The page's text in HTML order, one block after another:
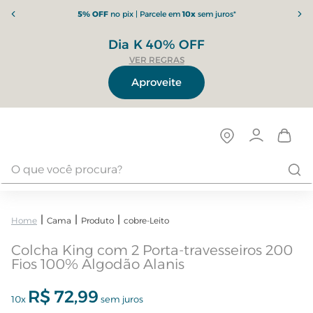
5% OFFno pix | Parcele em10xsem juros*
Dia K 40% OFF
VER REGRAS
Aproveite
Cama Produto cobre-Leito
Colcha King com 2 Porta-travesseiros 200
Fios 100% Algodão Alanis
10x R$ 72,99 sem juros